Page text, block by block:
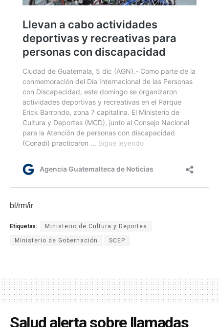
bl/rm/ir
Etiquetas: Ministerio de Cultura y Deportes
Ministerio de Gobernación SCEP
Salud alerta sobre llamadas